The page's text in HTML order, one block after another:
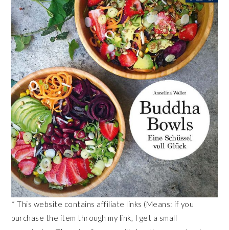
* This website contains affiliate links (Means: if you
purchase the item through my link, I get a small